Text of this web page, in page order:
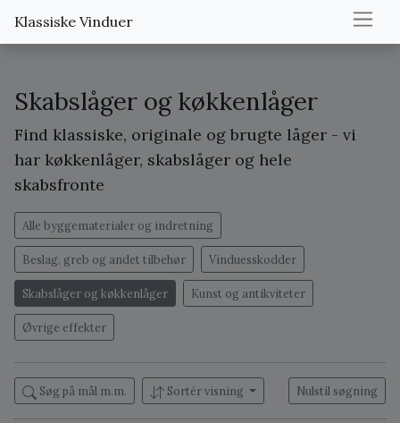
Klassiske Vinduer
Skabslåger og køkkenlåger
Find klassiske, originale og brugte låger - vi
har køkkenlåger, skabslåger og hele
skabsfronte
Alle byggematerialer og indretning
Beslag, greb og andet tilbehør Vinduesskodder
Skabslåger og køkkenlåger Kunst og antikviteter
Øvrige effekter
Søg på mål m.m. Sortér visning Nulstil søgning